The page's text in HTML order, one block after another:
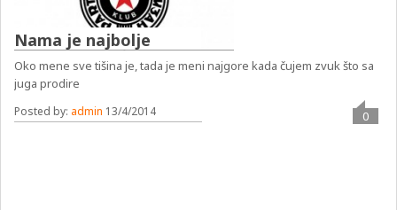
Nama je najbolje
Oko mene sve tišina je, tada je meni najgore kada čujem zvuk što sa
juga prodire
Posted by: admin 13/4/2014 0